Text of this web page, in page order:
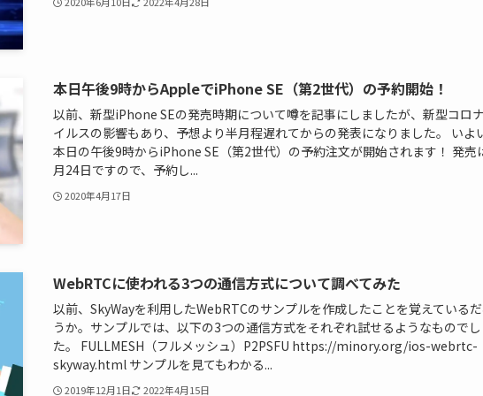
本日午後9時からAppleでiPhone SE（第2世代）の予約開始！
以前、新型iPhone SEの発売時期について噂を記事にしましたが、新型コロ
イルスの影響もあり、予想より半月程遅れてからの発表になりました。 いよ
本日の午後9時からiPhone SE（第2世代）の予約注文が開始されます！ 発売
月24日ですので、予約し...
2020年4月17日
WebRTCに使われる3つの通信方式について調べてみた
以前、SkyWayを利用したWebRTCのサンプルを作成したことを覚えている
うか。サンプルでは、以下の3つの通信方式をそれぞれ試せるようなものでし
た。 FULLMESH（フルメッシュ）P2PSFU https://minory.org/ios-webrtc-
skyway.html サンプルを見てもわかる...
2019年12月1日 2022年4月15日